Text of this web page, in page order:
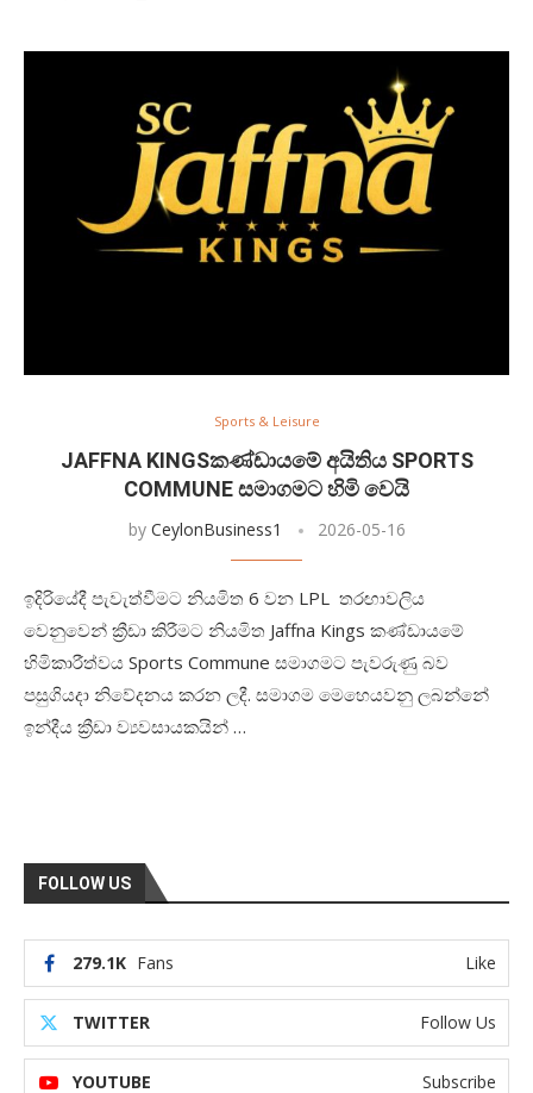
Sports & Leisure
JAFFNA KINGSකණ්ඩායමේ අයිතිය SPORTS
COMMUNE සමාගමට හිමි වෙයි
by CeylonBusiness1 2026-05-16
ඉදිරියේදී පැවැත්වීමට නියමිත 6 වන LPL තරඟාවලිය
වෙනුවෙන් ක්‍රීඩා කිරීමට නියමිත Jaffna Kings කණ්ඩායමේ
හිමිකාරීත්වය Sports Commune සමාගමට පැවරුණු බව
පසුගියදා නිවේදනය කරන ලදී. සමාගම මෙහෙයවනු ලබන්නේ
ඉන්දීය ක්‍රීඩා ව්‍යවසායකයින් …
FOLLOW US
279.1K Fans Like
TWITTER Follow Us
YOUTUBE Subscribe